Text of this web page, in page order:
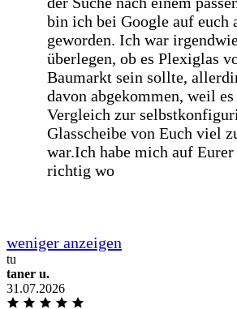
tu
taner u.
31.07.2026
Prompte einwandfreie preiswerte
Lieferung
Wie immer sehr schnelle Lieferung
Danke